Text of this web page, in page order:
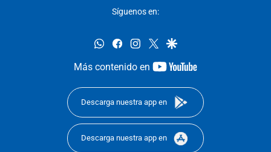
Síguenos en:
whatsappfacebookinstagram
twittergoogle
Más contenido en
youtube-
Descarga nuestra app en
Descarga nuestra app en